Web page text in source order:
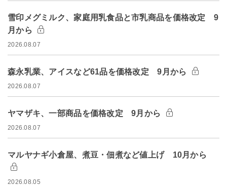
雪印メグミルク、家庭用乳食品と市乳商品を価格改定 9
月から
2026.08.07
森永乳業、アイスなど61品を価格改定 9月から
2026.08.07
ヤマザキ、一部商品を価格改定 9月から
2026.08.07
マルヤナギ小倉屋、煮豆・佃煮など値上げ 10月から
2026.08.05